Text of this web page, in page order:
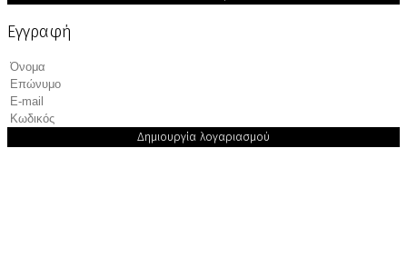
Εγγραφή
Δημιουργία λογαριασμού